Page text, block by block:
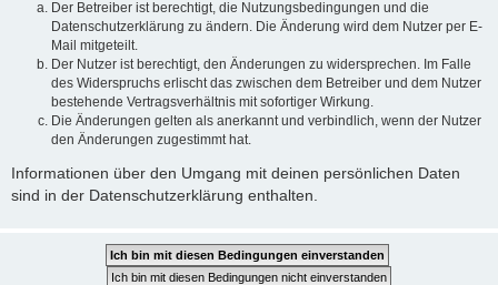
Der Betreiber ist berechtigt, die Nutzungsbedingungen und die
Datenschutzerklärung zu ändern. Die Änderung wird dem Nutzer per E-
Mail mitgeteilt.
Der Nutzer ist berechtigt, den Änderungen zu widersprechen. Im Falle
des Widerspruchs erlischt das zwischen dem Betreiber und dem Nutzer
bestehende Vertragsverhältnis mit sofortiger Wirkung.
Die Änderungen gelten als anerkannt und verbindlich, wenn der Nutzer
den Änderungen zugestimmt hat.
Informationen über den Umgang mit deinen persönlichen Daten
sind in der Datenschutzerklärung enthalten.